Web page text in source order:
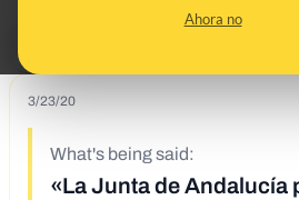
Ahora no
3/23/20
What's being said:
«La Junta de Andalucía